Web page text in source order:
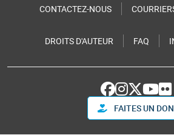
CONTACTEZ-NOUS
DROITS D'AUTEUR FAQ
FAITES UN DON